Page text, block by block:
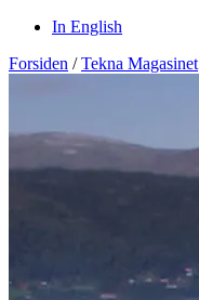
In English
Forsiden / Tekna Magasinet